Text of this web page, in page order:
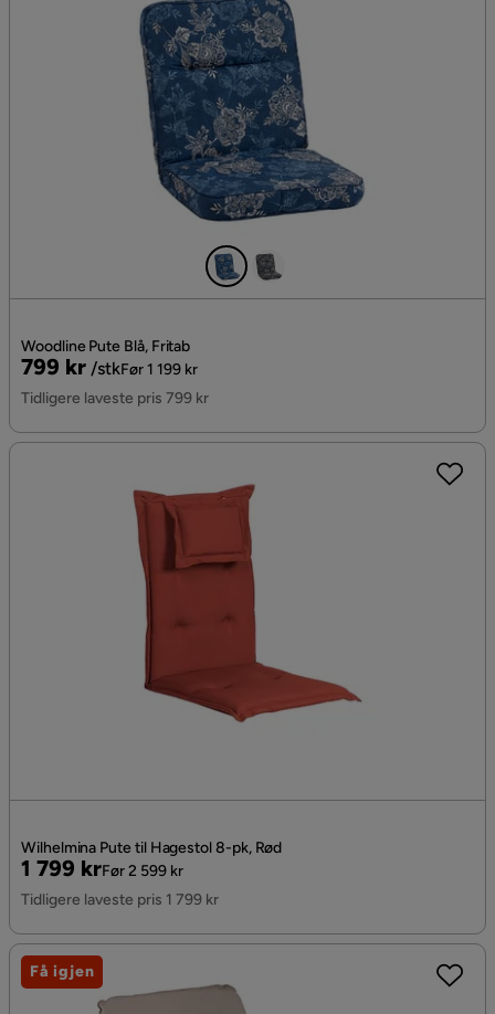
Woodline Pute Blå, Fritab
Pris
799 kr /stk
Original
Pris
Før 1 199 kr
Tidligere laveste pris 799 kr
Wilhelmina Pute til Hagestol 8-pk, Rød
Pris
1 799 kr
Original
Pris
Før 2 599 kr
Tidligere laveste pris 1 799 kr
Få igjen